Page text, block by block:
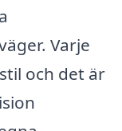
Varje
och det är